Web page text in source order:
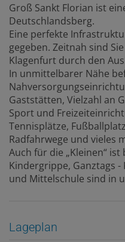
Groß Sankt Florian ist
Deutschlandsberg.
Eine perfekte
gegeben. Zeitnah sind
Klagenfurt durch den
In unmittelbarer Nähe
Gaststätten, Vielzahl an
Sport und
Tennisplätze,
Radfahrwege und vieles
Auch für die „Kleinen“
Kindergrippe, Ganztags
und Mittelschule sind in
Lageplan